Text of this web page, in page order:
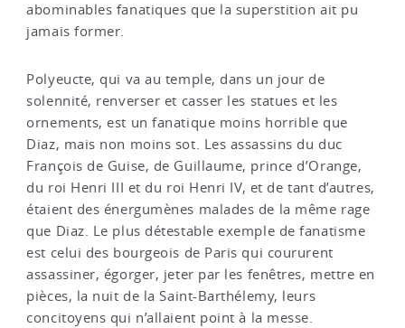
abominables fanatiques que la superstition ait pu
jamais former.
Polyeucte, qui va au temple, dans un jour de
solennité, renverser et casser les statues et les
ornements, est un fanatique moins horrible que
Diaz, mais non moins sot. Les assassins du duc
François de Guise, de Guillaume, prince d’Orange,
du roi Henri III et du roi Henri IV, et de tant d’autres,
étaient des énergumènes malades de la même rage
que Diaz. Le plus détestable exemple de fanatisme
est celui des bourgeois de Paris qui coururent
assassiner, égorger, jeter par les fenêtres, mettre en
pièces, la nuit de la Saint-Barthélemy, leurs
concitoyens qui n’allaient point à la messe.